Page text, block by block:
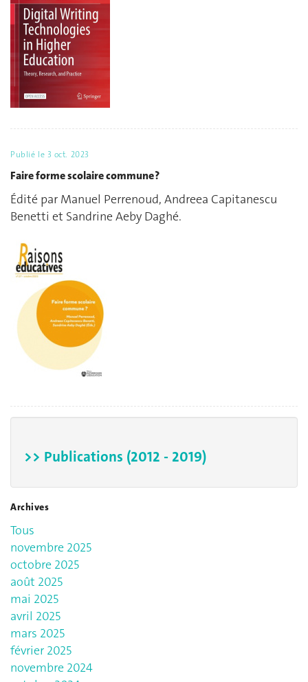
Publié le 3 oct. 2023
Faire forme scolaire commune ?
Édité par Manuel Perrenoud, Andreea Capitanescu
Benetti et Sandrine Aeby Daghé.
>> Publications (2012 - 2019)
Archives
Tous
novembre 2025
octobre 2025
août 2025
mai 2025
avril 2025
mars 2025
février 2025
novembre 2024